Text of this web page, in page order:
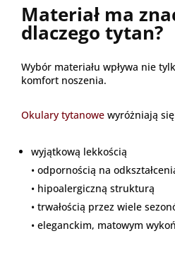
Materiał ma
dlaczego tytan?
Wybór materiału wpływa nie
komfort noszenia.
Okulary tytanowe wyróżniają
wyjątkową lekkością
• odpornością na
• hipoalergiczną strukturą
• trwałością przez wiele
• eleganckim, matowym